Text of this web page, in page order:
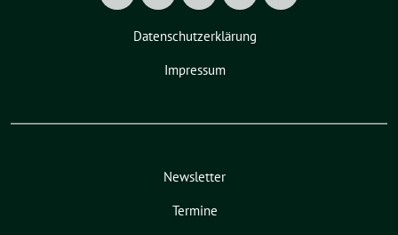
Datenschutzerklärung
Impressum
Newsletter
Termine